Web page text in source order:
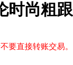
时尚粗跟
要直接转账交易。